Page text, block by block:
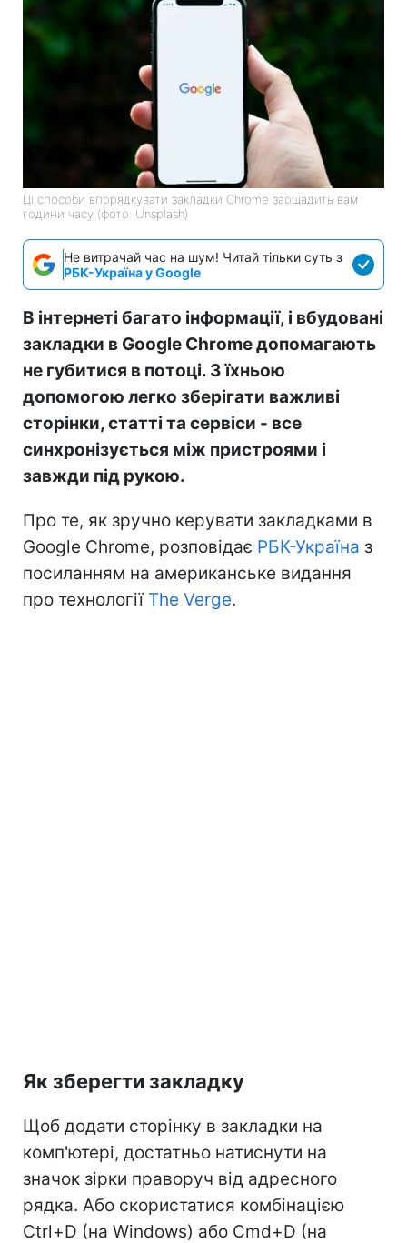
Ці способи впорядкувати закладки Chrome заощадить вам
години часу (фото: Unsplash)
Не витрачай час на шум! Читай тільки суть з
РБК-Україна у Google
В інтернеті багато інформації, і вбудовані
закладки в Google Chrome допомагають
не губитися в потоці. З їхньою
допомогою легко зберігати важливі
сторінки, статті та сервіси - все
синхронізується між пристроями і
завжди під рукою.
Про те, як зручно керувати закладками в
Google Chrome, розповідає РБК-Україна з
посиланням на американське видання
про технології The Verge.
Як зберегти закладку
Щоб додати сторінку в закладки на
комп'ютері, достатньо натиснути на
значок зірки праворуч від адресного
рядка. Або скористатися комбінацією
Ctrl+D (на Windows) або Cmd+D (на